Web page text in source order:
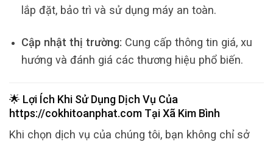
lắp đặt, bảo trì và sử dụng máy an toàn.
Cập nhật thị trường: Cung cấp thông tin giá, xu
hướng và đánh giá các thương hiệu phổ biến.
🌟 Lợi Ích Khi Sử Dụng Dịch Vụ Của
https://cokhitoanphat.com TạiXã Kim Bình
Khi chọn dịch vụ của chúng tôi, bạn không chỉ sở